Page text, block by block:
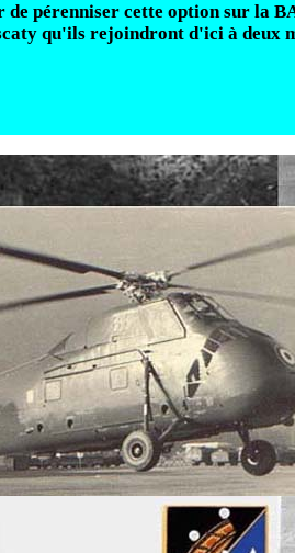
pérenniser cette option sur la
qu'ils rejoindront d'ici à deux